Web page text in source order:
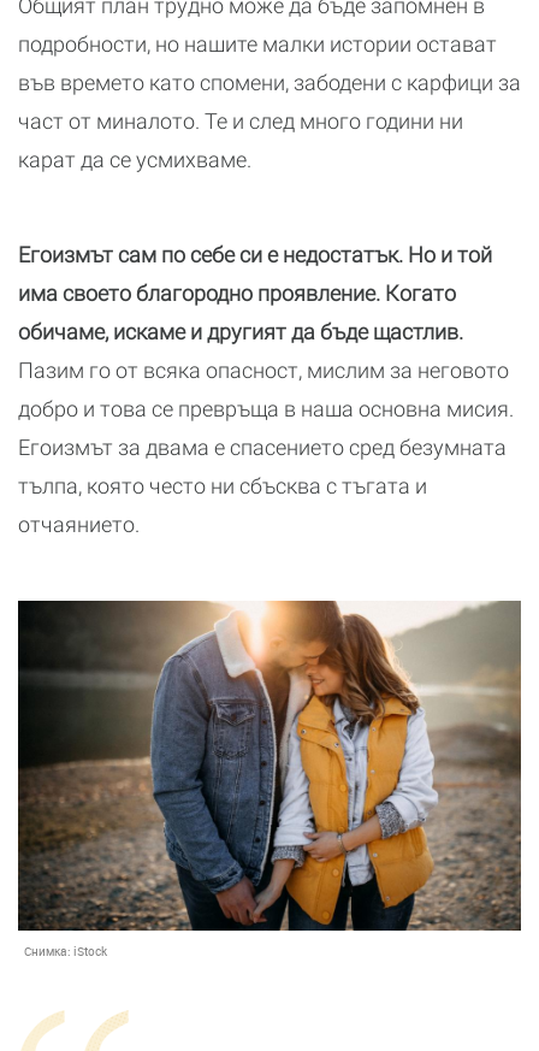
Общият план трудно може да бъде запомнен в
подробности, но нашите малки истории остават
във времето като спомени, забодени с карфици за
част от миналото. Те и след много години ни
карат да се усмихваме.
Егоизмът сам по себе си е недостатък. Но и той
има своето благородно проявление. Когато
обичаме, искаме и другият да бъде щастлив.
Пазим го от всяка опасност, мислим за неговото
добро и това се превръща в наша основна мисия.
Егоизмът за двама е спасението сред безумната
тълпа, която често ни сбъсква с тъгата и
отчаянието.
Снимка: iStock